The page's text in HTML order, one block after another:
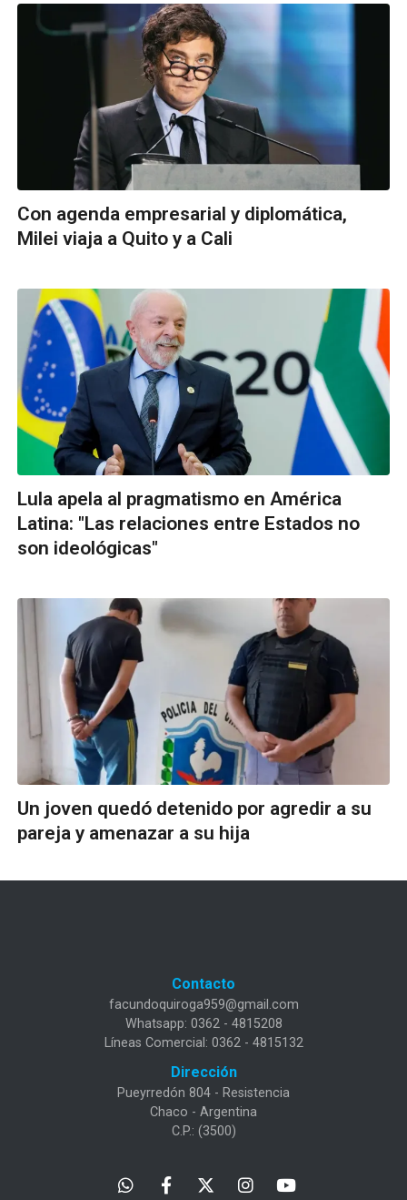
Con agenda empresarial y diplomática,
Milei viaja a Quito y a Cali
Lula apela al pragmatismo en América
Latina: "Las relaciones entre Estados no
son ideológicas"
Un joven quedó detenido por agredir a su
pareja y amenazar a su hija
Contacto
facundoquiroga959@gmail.com
Whatsapp: 0362 - 4815208
Líneas Comercial: 0362 - 4815132
Dirección
Pueyrredón 804 - Resistencia
Chaco - Argentina
C.P.: (3500)